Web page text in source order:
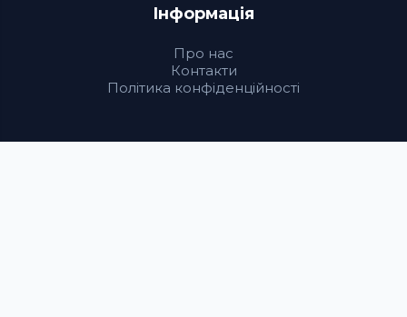
Інформація
Про нас
Контакти
Політика конфіденційності